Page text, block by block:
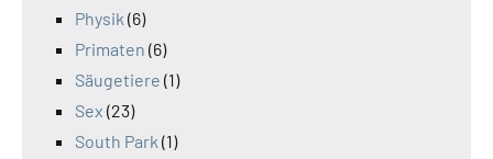
Physik (6)
Primaten (6)
Säugetiere (1)
Sex (23)
South Park (1)